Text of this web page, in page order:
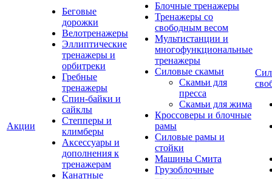
Акции
Беговые
дорожки
Велотренажеры
Эллиптические
тренажеры и
орбитреки
Гребные
тренажеры
Спин-байки и
сайклы
Степперы и
климберы
Аксессуары и
дополнения к
тренажерам
Канатные
Блочные тренажеры
Тренажеры со
свободным весом
Мультистанции и
многофункциональные
тренажеры
Силовые скамьи
Скамьи для
пресса
Скамьи для жима
Кроссоверы и блочные
рамы
Силовые рамы и
стойки
Машины Смита
Грузоблочные